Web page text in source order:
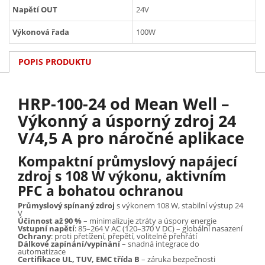
Napětí OUT 24V
Výkonová řada 100W
POPIS PRODUKTU
HRP-100-24 od Mean Well –
Výkonný a úsporný zdroj 24
V/4,5 A pro náročné aplikace
Kompaktní průmyslový napájecí
zdroj s 108 W výkonu, aktivním
PFC a bohatou ochranou
Průmyslový spínaný zdroj s výkonem 108 W, stabilní výstup 24
V
Účinnost až 90 %– minimalizuje ztráty a úspory energie
Vstupní napětí: 85–264 V AC (120–370 V DC) – globální nasazení
Ochrany: proti přetížení, přepětí, volitelně přehřátí
Dálkové zapínání/vypínání– snadná integrace do
automatizace
Certifikace UL, TUV, EMC třída B – záruka bezpečnosti